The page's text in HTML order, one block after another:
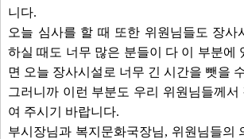
니다.
오늘 심사를 할 때 또한 위원님들도 장사
하실 때도 너무 많은 분들이 다 이 부분에
면 오늘 장사시설로 너무 긴 시간을 뺏을
그러니까 이런 부분도 우리 위원님들께
여 주시기 바랍니다.
부시장님과 복지문화국장님, 위원님들의